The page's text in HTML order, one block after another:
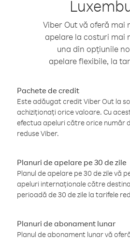
Viber Out vă oferă mai
apelare la costuri mai
una din opțiunile
apelare flexibile, la
Pachete de credit
Este adăugat credit Viber Out la
achiziționați orice valoare. Cu
efectua apeluri către orice număr
reduse Viber.
Planuri de apelare pe 30 de zile
Planul de apelare pe 30 de zile vă
apeluri internaționale către
perioadă de 30 de zile la tarifele
Planuri de abonament lunar
Planul de abonament lunar vă